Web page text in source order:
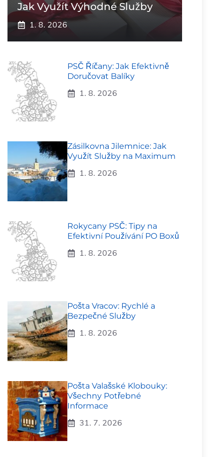
Jak Využít Výhodné Služby
1. 8. 2026
PSČ Říčany: Jak Efektivně
Doručovat Balíky
1. 8. 2026
Zásilkovna Jilemnice: Jak
Využít Služby na Maximum
1. 8. 2026
Rokycany PSČ: Tipy na
Efektivní Používání PO Boxů
1. 8. 2026
Pošta Vracov: Rychlé a
Bezpečné Služby
1. 8. 2026
Pošta Valašské Klobouky:
Všechny Potřebné
Informace
31. 7. 2026